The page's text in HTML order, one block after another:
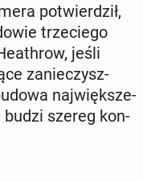
po­twier­dził,
trze­cie­go
jeśli
za­nie­czysz­
naj­więk­sze­
budzi szereg kon­